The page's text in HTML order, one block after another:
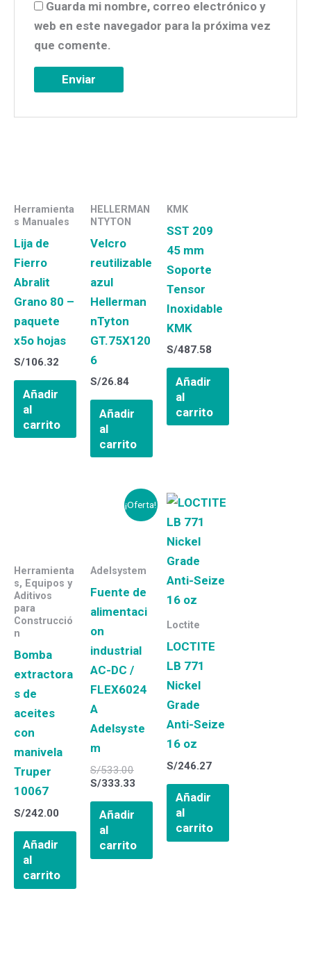
Guarda mi nombre, correo electrónico y
web en este navegador para la próxima vez
que comente.
Herramienta
s Manuales
Lija de
Fierro
Abralit
Grano 80 –
paquete
x5o hojas
S/106.32
Añadir
al
carrito
HELLERMAN
NTYTON
Velcro
reutilizable
azul
Hellerman
nTyton
GT.75X120
6
S/26.84
Añadir
al
carrito
KMK
SST 209
45 mm
Soporte
Tensor
Inoxidable
KMK
S/487.58
Añadir
al
carrito
Herramienta
s, Equipos y
Aditivos
para
Construcció
n
Bomba
extractora
s de
aceites
con
manivela
Truper
10067
S/242.00
Añadir
al
carrito
¡Oferta!
Adelsystem
Fuente de
alimentaci
on
industrial
AC-DC /
FLEX6024
A
Adelsyste
m
S/533.00
El
precio
original
S/333.33
El
precio
actual
Añadir
al
carrito
Loctite
LOCTITE
LB 771
Nickel
Grade
Anti-Seize
16 oz
S/246.27
Añadir
al
carrito